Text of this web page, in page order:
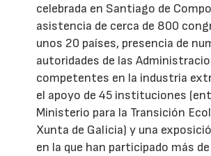
celebrada en Santiago de
asistencia de cerca de 800
unos 20 países, presencia de
autoridades de las
competentes en la industria
el apoyo de 45 instituciones
Ministerio para la Transición
Xunta de Galicia) y una
en la que han participado más